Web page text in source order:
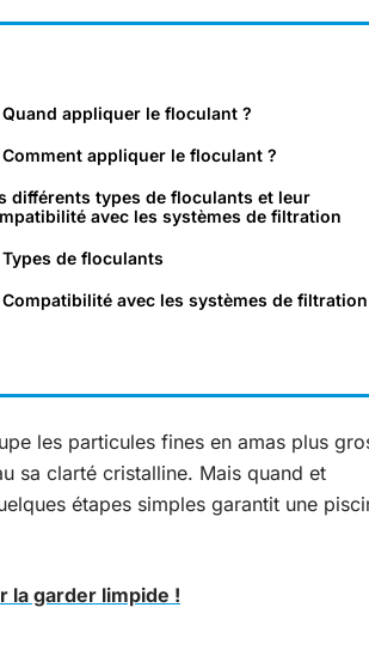
Quand appliquer le floculant ?
Comment appliquer le floculant ?
différents types de floculants et leur
avec les systèmes de filtration
Types de floculants
Compatibilité avec les systèmes de filtration
les particules fines en amas plus
sa clarté cristalline. Mais quand et
étapes simples garantit une
la garder limpide !